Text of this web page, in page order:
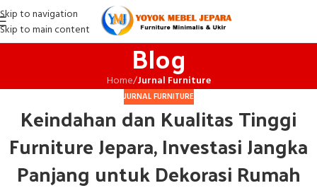
Skip to navigation
Skip to main content
Blog
Home/Jurnal Furniture
JURNAL FURNITURE
Keindahan dan Kualitas Tinggi
Furniture Jepara, Investasi Jangka
Panjang untuk Dekorasi Rumah